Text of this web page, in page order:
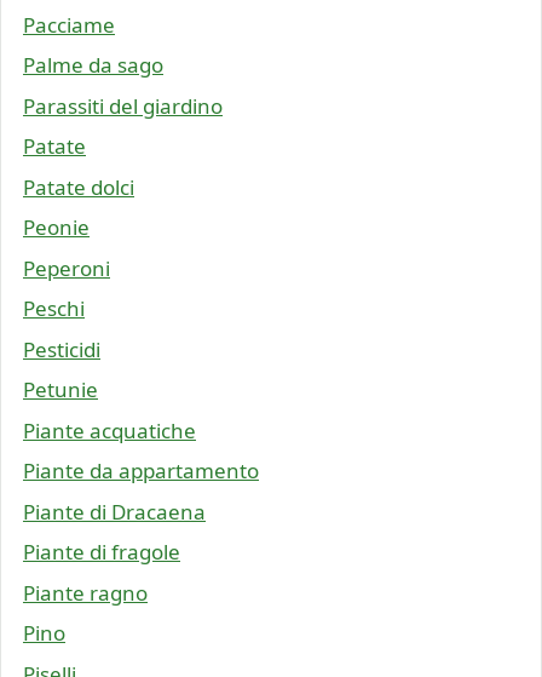
Pacciame
Palme da sago
Parassiti del giardino
Patate
Patate dolci
Peonie
Peperoni
Peschi
Pesticidi
Petunie
Piante acquatiche
Piante da appartamento
Piante di Dracaena
Piante di fragole
Piante ragno
Pino